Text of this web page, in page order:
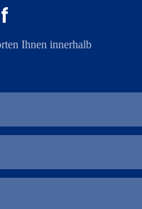
Ihnen innerhalb